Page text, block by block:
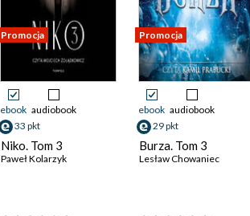
Promocja
ebook audiobook
33 pkt
Niko. Tom 3
Paweł Kolarzyk
Promocja
ebook audiobook
29 pkt
Burza. Tom 3
Lesław Chowaniec